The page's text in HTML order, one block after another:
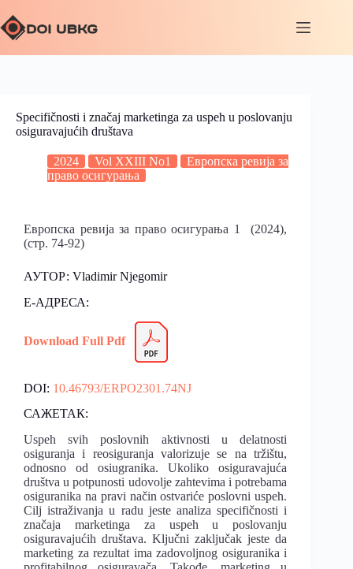
Specifičnosti i značaj marketinga za uspeh u poslovanju
osiguravajućih društava
2024 Vol XXIII No1
Европска ревија за
право осигурања
Европска ревија за право осигурања 1 (2024),
(стр. 74-92)
АУТОР: Vladimir Njegomir
Е-АДРЕСА:
Download Full Pdf
DOI: 10.46793/ERPO2301.74NJ
САЖЕТАК:
Uspeh svih poslovnih aktivnosti u delatnosti
osiguranja i reosiguranja valorizuje se na tržištu,
odnosno od osiugranika. Ukoliko osiguravajuća
društva u potpunosti udovolje zahtevima i potrebama
osiguranika na pravi način ostvariće poslovni uspeh.
Cilj istraživanja u radu jeste analiza specifičnosti i
značaja marketinga za uspeh u poslovanju
osiguravajućih društava. Ključni zaključak jeste da
marketing za rezultat ima zadovoljnog osiguranika i